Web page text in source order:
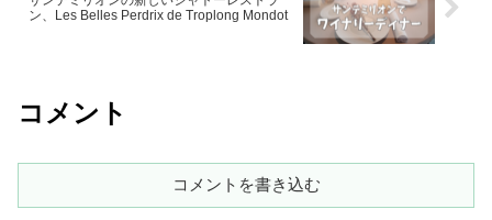
ン、Les Belles Perdrix de Troplong Mondot
コメント
コメントを書き込む